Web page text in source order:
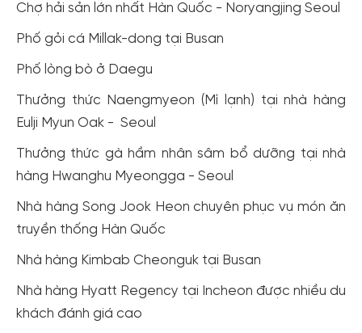
Chợ hải sản lớn nhất Hàn Quốc - Noryangjing Seoul
Phố gỏi cá Millak-dong tại Busan
Phố lòng bò ở Daegu
Thưởng thức Naengmyeon (Mì lạnh) tại nhà hàng
Eulji Myun Oak - Seoul
Thưởng thức gà hầm nhân sâm bổ dưỡng tại nhà
hàng Hwanghu Myeongga - Seoul
Nhà hàng Song Jook Heon chuyên phục vụ món ăn
truyền thống Hàn Quốc
Nhà hàng Kimbab Cheonguk tại Busan
Nhà hàng Hyatt Regency tại Incheon được nhiều du
khách đánh giá cao